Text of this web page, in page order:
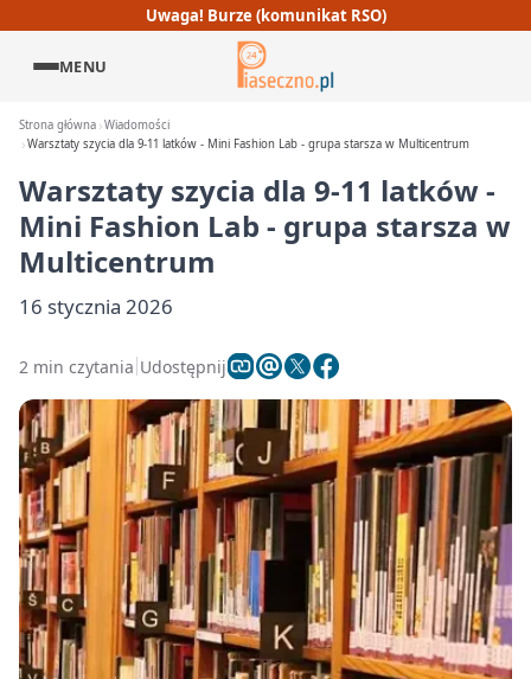
Uwaga! Burze (komunikat RSO)
MENU
Strona główna Wiadomości
Warsztaty szycia dla 9-11 latków - Mini Fashion Lab - grupa starsza w Multicentrum
Warsztaty szycia dla 9-11 latków -
Mini Fashion Lab - grupa starsza w
Multicentrum
16 stycznia 2026
2 min czytania Udostępnij